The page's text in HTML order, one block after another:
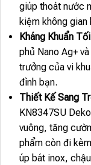
giúp thoát nước
kiệm không gian
Kháng Khuẩn
phủ Nano Ag+
trưởng của vi
đình bạn.
Thiết Kế Sang
KN8347SU
vuông, tăng
phẩm còn đi
úp bát inox,